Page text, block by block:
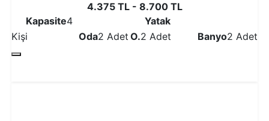
4.375 TL - 8.700 TL
Kapasite4
Kişi
Oda2 Adet
Yatak
O.2 Adet Banyo2 Adet